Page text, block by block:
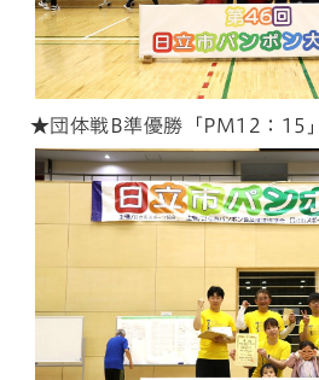
★団体戦B準優勝「PM12：15」